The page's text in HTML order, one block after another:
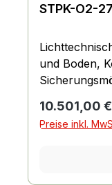
STPK-O2-
und Boden,
Regulärer
10.501,00 €
Preise inkl.